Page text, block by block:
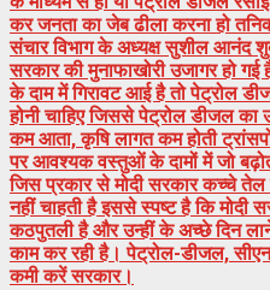
कर जनता का जेब ढीला करना हो
संचार विभाग के अध्यक्ष सुशील आनंद
सरकार की मुनाफाखोरी उजागर हो
के दाम में गिरावट आई है तो पेट्रोल
होनी चाहिए जिससे पेट्रोल डीजल का
कम आता, कृषि लागत कम होती
पर आवश्यक वस्तुओं के दामों में जो
जिस प्रकार से मोदी सरकार कच्चे
नहीं चाहती है इससे स्पष्ट है कि मोदी
कठपुतली है और उन्हीं के अच्छे दिन
काम कर रही है। पेट्रोल-डीजल,
कमी करें सरकार।